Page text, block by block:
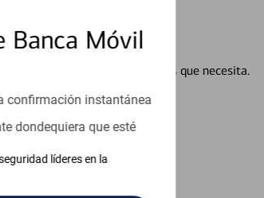
Banca Móvil
confirmación instantánea
dondequiera que esté
líderes en la
a proporcionar las respuestas que necesita.